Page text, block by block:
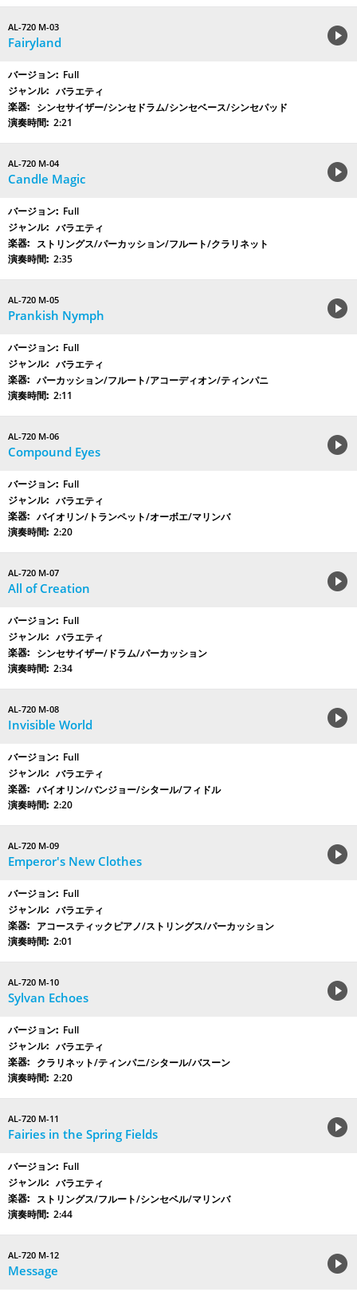
AL-720 M-03
Fairyland
Full
バラエティ
シンセサイザー/シンセドラム/シンセベース/シンセパッド
2:21
AL-720 M-04
Candle Magic
Full
バラエティ
ストリングス/パーカッション/フルート/クラリネット
2:35
AL-720 M-05
Prankish Nymph
Full
バラエティ
パーカッション/フルート/アコーディオン/ティンパニ
2:11
AL-720 M-06
Compound Eyes
Full
バラエティ
バイオリン/トランペット/オーボエ/マリンバ
2:20
AL-720 M-07
All of Creation
Full
バラエティ
シンセサイザー/ドラム/パーカッション
2:34
AL-720 M-08
Invisible World
Full
バラエティ
バイオリン/バンジョー/シタール/フィドル
2:20
AL-720 M-09
Emperor's New Clothes
Full
バラエティ
アコースティックピアノ/ストリングス/パーカッション
2:01
AL-720 M-10
Sylvan Echoes
Full
バラエティ
クラリネット/ティンパニ/シタール/バスーン
2:20
AL-720 M-11
Fairies in the Spring Fields
Full
バラエティ
ストリングス/フルート/シンセベル/マリンバ
2:44
AL-720 M-12
Message